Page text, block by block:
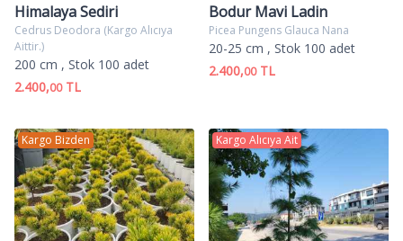
Himalaya Sediri
Cedrus Deodora (Kargo Alıcıya
Aittir.)
200 cm , Stok 100 adet
2.400,00TL
Bodur Mavi Ladin
Picea Pungens Glauca Nana
20-25 cm , Stok 100 adet
2.400,00TL
Kargo Bizden Kargo Alıcıya Ait